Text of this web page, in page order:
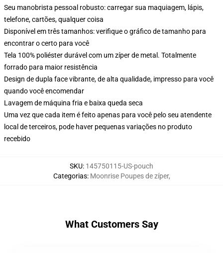
Seu manobrista pessoal robusto: carregar sua maquiagem, lápis,
telefone, cartões, qualquer coisa
Disponível em três tamanhos: verifique o gráfico de tamanho para
encontrar o certo para você
Tela 100% poliéster durável com um zíper de metal. Totalmente
forrado para maior resistência
Design de dupla face vibrante, de alta qualidade, impresso para você
quando você encomendar
Lavagem de máquina fria e baixa queda seca
Uma vez que cada item é feito apenas para você pelo seu atendente
local de terceiros, pode haver pequenas variações no produto
recebido
SKU: 145750115-US-pouch
Categorias: Moonrise Poupes de zíper,
What Customers Say